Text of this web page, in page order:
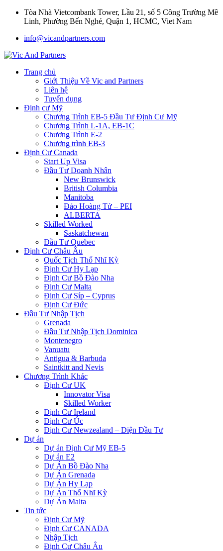
Tòa Nhà Vietcombank Tower, Lầu 21, số 5 Công Trường Mê
Linh, Phường Bến Nghé, Quận 1, HCMC, Viet Nam
info@vicandpartners.com
Trang chủ
Giới Thiệu Về Vic and Partners
Liên hệ
Tuyển dụng
Định cư Mỹ
Chương Trình EB-5 Đầu Tư Định Cư Mỹ
Chương Trình L-1A, EB-1C
Chương Trình E-2
Chương trình EB-3
Định Cư Canada
Start Up Visa
Đầu Tư Doanh Nhân
New Brunswick
British Columbia
Manitoba
Đảo Hoàng Tử – PEI
ALBERTA
Skilled Worked
Saskatchewan
Đầu Tư Quebec
Định Cư Châu Âu
Quốc Tịch Thổ Nhĩ Kỳ
Định Cư Hy Lạp
Định Cư Bồ Đào Nha
Định Cư Malta
Định Cư Síp – Cyprus
Định Cư Đức
Đầu Tư Nhập Tịch
Grenada
Đầu Tư Nhập Tịch Dominica
Montenegro
Vanuatu
Antigua & Barbuda
Saintkitt and Nevis
Chương Trình Khác
Định Cư UK
Innovator Visa
Skilled Worker
Định Cư Ireland
Định Cư Úc
Định Cư Newzealand – Diện Đầu Tư
Dự án
Dự án Định Cư Mỹ EB-5
Dự án E2
Dự Án Bồ Đào Nha
Dự Án Grenada
Dự Án Hy Lạp
Dự Án Thổ Nhĩ Kỳ
Dự Án Malta
Tin tức
Định Cư Mỹ
Định Cư CANADA
Nhập Tịch
Định Cư Châu Âu